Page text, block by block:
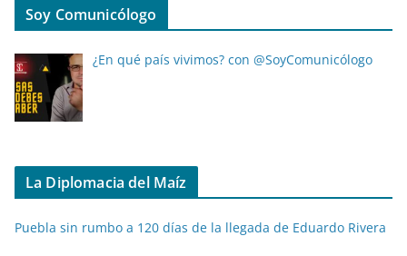
Soy Comunicólogo
¿En qué país vivimos? con @SoyComunicólogo
La Diplomacia del Maíz
Puebla sin rumbo a 120 días de la llegada de Eduardo Rivera